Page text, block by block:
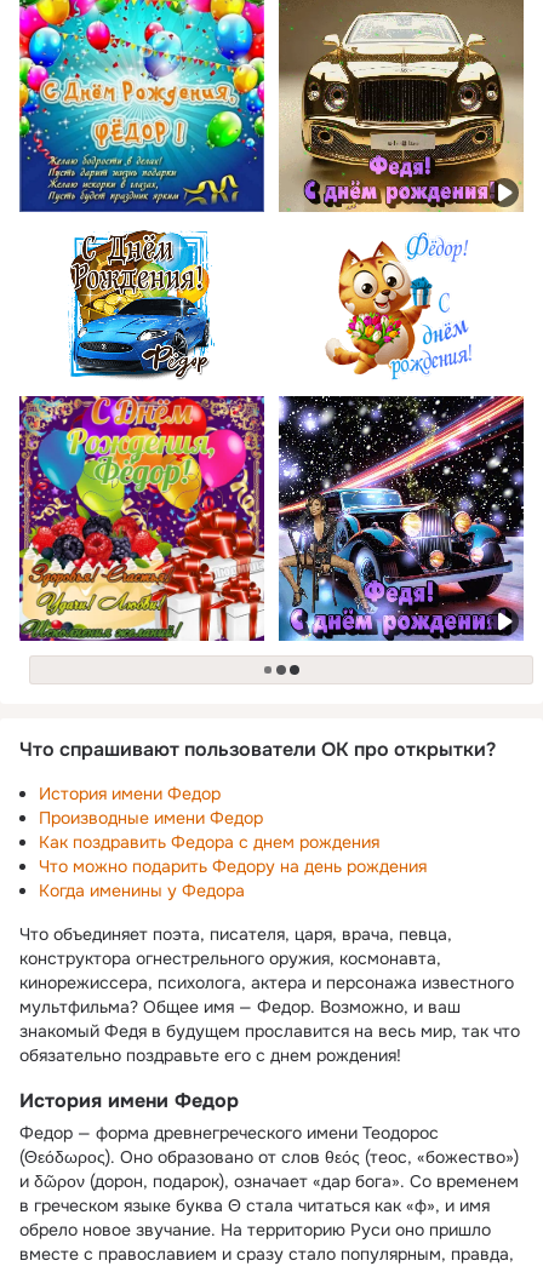
загрузка
Что спрашивают пользователи ОК про открытки?
История имени Федор
Производные имени Федор
Как поздравить Федора с днем рождения
Что можно подарить Федору на день рождения
Когда именины у Федора
Что объединяет поэта, писателя, царя, врача, певца,
конструктора огнестрельного оружия, космонавта,
кинорежиссера, психолога, актера и персонажа известного
мультфильма? Общее имя — Федор. Возможно, и ваш
знакомый Федя в будущем прославится на весь мир, так что
обязательно поздравьте его с днем рождения!
История имени Федор
Федор — форма древнегреческого имени Теодорос
(Θεόδωρος). Оно образовано от слов θεός (теос, «божество»)
и δῶρον (дорон, подарок), означает «дар бога». Со временем
в греческом языке буква Θ стала читаться как «ф», и имя
обрело новое звучание. На территорию Руси оно пришло
вместе с православием и сразу стало популярным, правда,